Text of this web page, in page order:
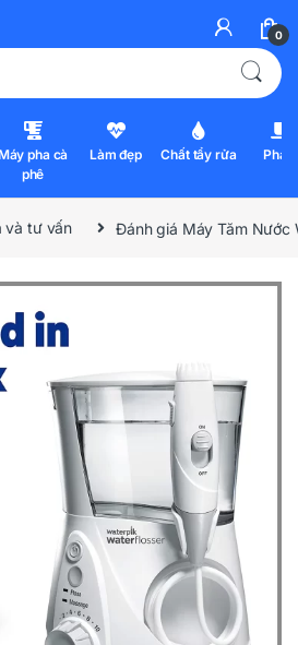
0
pha cà
phê
Làm đẹp Chất tẩy rửa Pha
và tư vấn Đánh giá Máy Tăm Nước